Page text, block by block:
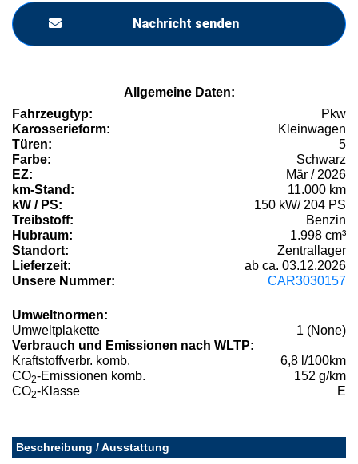
Nachricht senden
Allgemeine Daten:
Fahrzeugtyp:
Pkw
Karosserieform:
Kleinwagen
Türen:
5
Farbe:
Schwarz
EZ:
Mär / 2026
km-Stand:
11.000 km
kW / PS:
150 kW/ 204 PS
Treibstoff:
Benzin
Hubraum:
1.998 cm³
Standort:
Zentrallager
Lieferzeit:
ab ca. 03.12.2026
Unsere Nummer:
CAR3030157
Umweltnormen:
Umweltplakette
1 (None)
Verbrauch und Emissionen nach WLTP:
Kraftstoffverbr. komb.
6,8 l/100km
CO2-Emissionen komb.
152 g/km
CO2-Klasse E
Beschreibung / Ausstattung